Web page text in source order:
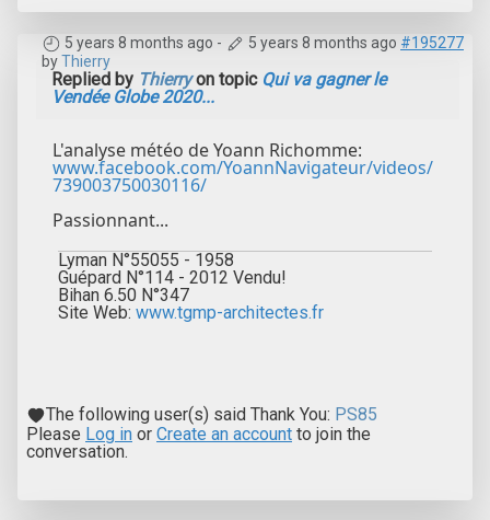
5 years 8 months ago - 5 years 8 months ago #195277
byThierry
Replied by Thierryon topic Qui va gagner le
Vendée Globe 2020...
L'analyse météo de Yoann Richomme:
www.facebook.com/YoannNavigateur/videos/
739003750030116/
Passionnant...
Lyman N°55055 - 1958
Guépard N°114 - 2012 Vendu!
Bihan 6.50 N°347
Site Web: www.tgmp-architectes.fr
The following user(s) said Thank You: PS85
Please Log in or Create an account to join the
conversation.